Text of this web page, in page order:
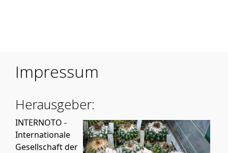
Impressum
Herausgeber:
INTERNOTO -
Internationale
Gesellschaft der